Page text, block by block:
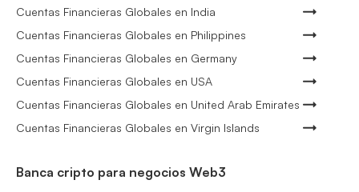
Cuentas Financieras Globales en India
Cuentas Financieras Globales en Philippines
Cuentas Financieras Globales en Germany
Cuentas Financieras Globales en USA
Cuentas Financieras Globales en United Arab Emirates
Cuentas Financieras Globales en Virgin Islands
Banca cripto para negocios Web3